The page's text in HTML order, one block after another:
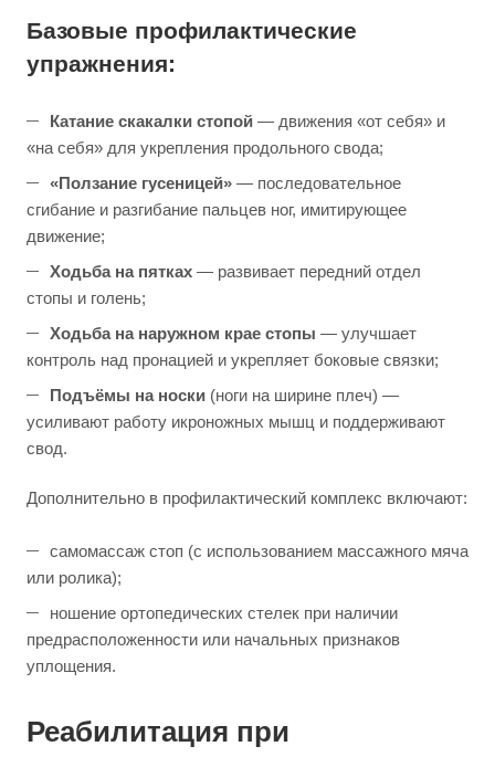
Базовые профилактические
упражнения:
Катание скакалки стопой — движения «от себя» и
«на себя» для укрепления продольного свода;
«Ползание гусеницей» — последовательное
сгибание и разгибание пальцев ног, имитирующее
движение;
Ходьба на пятках — развивает передний отдел
стопы и голень;
Ходьба на наружном крае стопы — улучшает
контроль над пронацией и укрепляет боковые связки;
Подъёмы на носки (ноги на ширине плеч) —
усиливают работу икроножных мышц и поддерживают
свод.
Дополнительно в профилактический комплекс включают:
самомассаж стоп (с использованием массажного мяча
или ролика);
ношение ортопедических стелек при наличии
предрасположенности или начальных признаков
уплощения.
Реабилитация при